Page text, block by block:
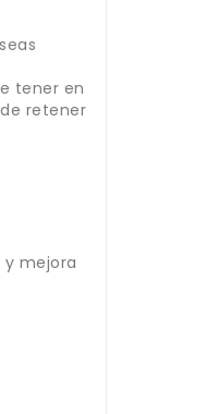
tener en
retener
mejora